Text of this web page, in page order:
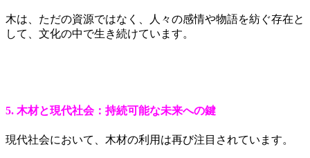
木は、ただの資源ではなく、人々の感情や物語を紡ぐ存在と
して、文化の中で生き続けています。
5. 木材と現代社会：持続可能な未来への鍵
現代社会において、木材の利用は再び注目されています。